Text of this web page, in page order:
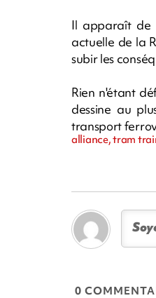
Il apparaît de
actuelle de la
subir les
Rien n'étant
dessine au
transport
alliance, tram
0